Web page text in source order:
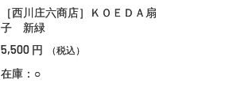
［西川庄六商店］ＫＯＥＤＡ扇
子 新緑
5,500 円 （税込）
在庫：○